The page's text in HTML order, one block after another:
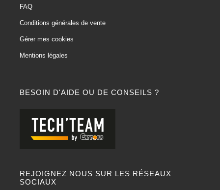
BESOIN D'AIDE OU DE CONSEILS ?
REJOIGNEZ NOUS SUR LES RÉSEAUX
SOCIAUX
FAQ
Conditions générales de vente
Gérer mes cookies
Mentions légales